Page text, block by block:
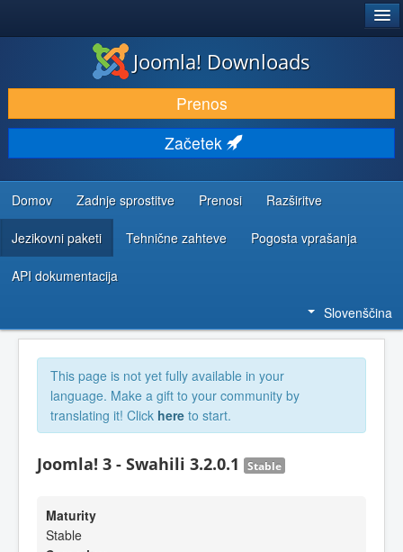
PRENESI IN RAZŠIRI
ODKRIJTE & IZVEJTE
SKUPNOST IN PODPORA
VIRI ZA RAZVIJALCE
Joomla! Downloads
Prenos
Začetek
Domov Zadnje sprostitve Prenosi Razširitve
Jezikovni paketi Tehnične zahteve Pogosta vprašanja
API dokumentacija
Slovenščina
This page is not yet fully available in your
language. Make a gift to your community by
translating it! Click here to start.
Joomla! 3 - Swahili 3.2.0.1 Stable
Maturity
Stable